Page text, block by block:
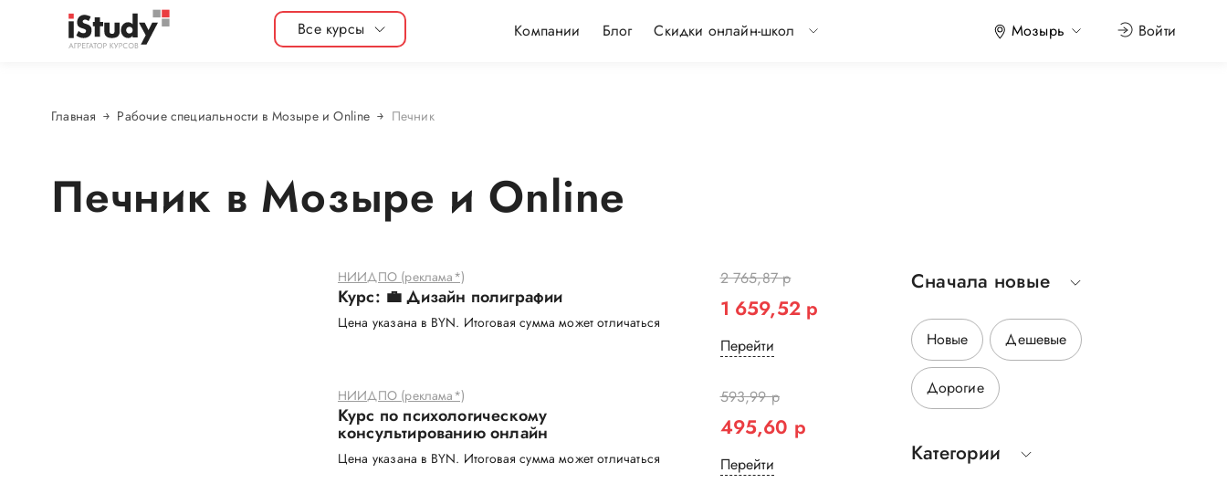
Все курсы Компании Блог Скидки онлайн-школ Мозырь Войти
Главная Рабочие специальности в Мозыре и Online Печник
Печник в Мозыре и Online
НИИДПО (реклама*)
Курс: 💼 Дизайн полиграфии
Цена указана в BYN. Итоговая сумма может отличаться
2 765,87 р
1 659,52 р
Перейти
НИИДПО (реклама*)
Курс по психологическому
консультированию онлайн
Цена указана в BYN. Итоговая сумма может отличаться
593,99 р
495,60 р
Перейти
Сначала новые
Новые Дешевые
Дорогие
Категории